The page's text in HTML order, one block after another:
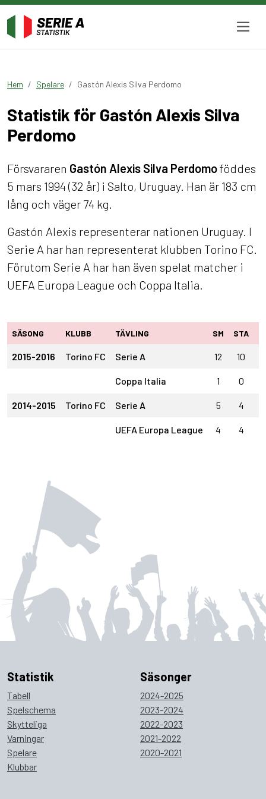
Hem Spelare Gastón Alexis Silva Perdomo
Statistik för Gastón Alexis Silva
Perdomo
Försvararen Gastón Alexis Silva Perdomoföddes
5 mars 1994 (32 år) i Salto, Uruguay. Han är 183 cm
lång och väger 74 kg.
Gastón Alexis representerar nationen Uruguay. I
Serie A har han representerat klubben Torino FC.
Förutom Serie A har han även spelat matcher i
UEFA Europa League och Coppa Italia.
SÄSONG KLUBB TÄVLING SM STA
2015-2016 Torino FC Serie A 12 10
Coppa Italia 1 0
2014-2015 Torino FC Serie A 5 4
UEFA Europa League 4 4
Statistik
Tabell
Spelschema
Skytteliga
Varningar
Spelare
Klubbar
Säsonger
2024-2025
2023-2024
2022-2023
2021-2022
2020-2021